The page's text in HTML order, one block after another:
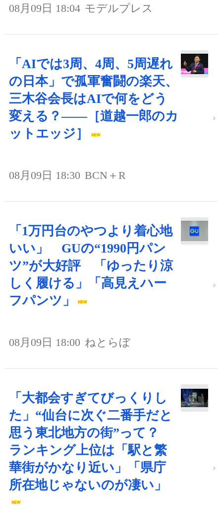
08月09日 18:04 モデルプレス
「AIでは3周、4周、5周遅れ
の日本」で孤軍奮闘の楽天、
三木谷会長はAIで何をどう
変える？――［道越一郎のカ
ットエッジ］
08月09日 18:30 BCN＋R
「1万円台のやつより着心地
いい」 GUの“1990円パン
ツ”が大好評 「ゆったり涼
しく履ける」「高見えハー
フパンツ」
08月09日 18:00 ねとらぼ
「大都会すぎてびっくりし
た」“仙台に次ぐ二番手だと
思う東北地方の街”って？
ランキング上位は「駅と繁
華街がかなり近い」「県庁
所在地じゃないのが凄い」